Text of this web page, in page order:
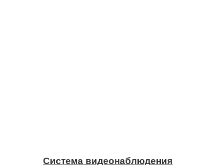
Система видеонаблюдения